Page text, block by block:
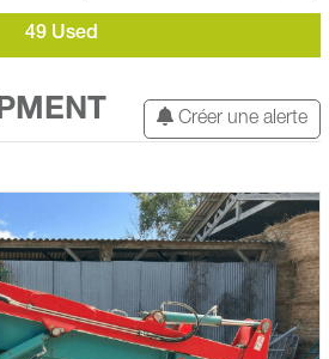
49 Used
Créer une alerte